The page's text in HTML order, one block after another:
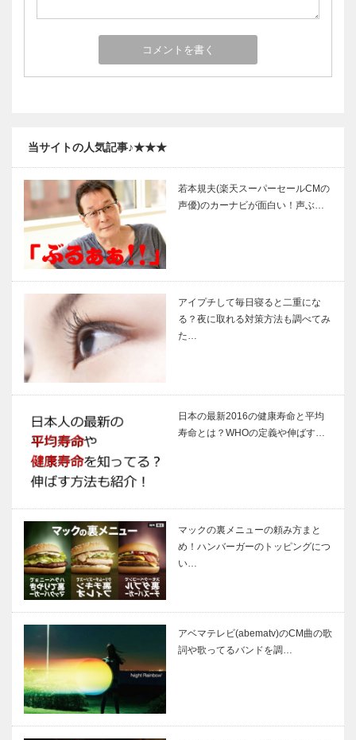
当サイトの人気記事♪★★★
若本規夫(楽天スーパーセールCMの
声優)のカーナビが面白い！声ぶ…
アイプチして毎日寝ると二重にな
る？夜に取れる対策方法も調べてみ
た…
日本の最新2016の健康寿命と平均
寿命とは？WHOの定義や伸ばす…
マックの裏メニューの頼み方まと
め！ハンバーガーのトッピングにつ
い…
アベマテレビ(abematv)のCM曲の歌
詞や歌ってるバンドを調…